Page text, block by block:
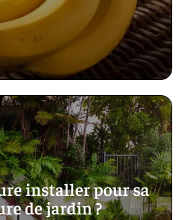
installer pour sa
de jardin ?